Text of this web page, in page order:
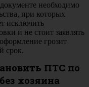
необходимо
при которых
исключить
и не стоит заявлять
грозит
срок.
ПТС по
хозяина